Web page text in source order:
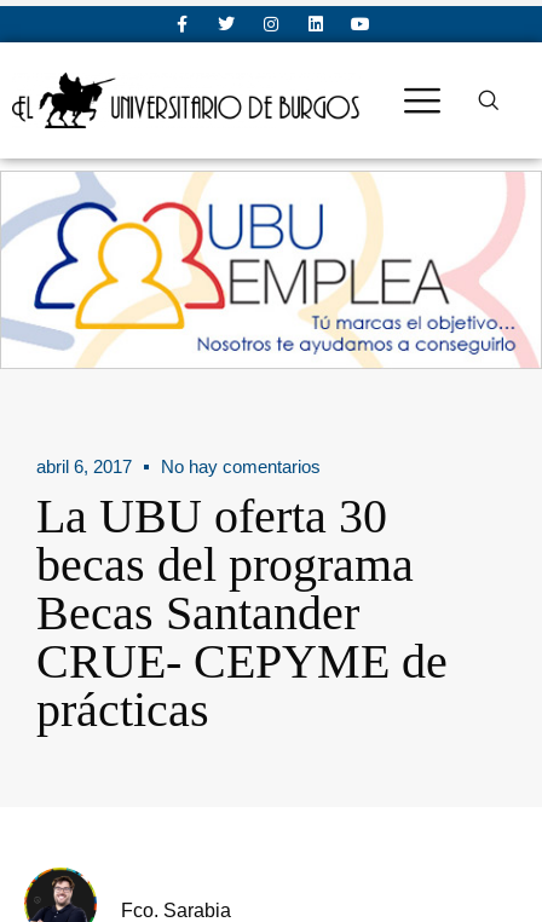
abril 6, 2017 No hay comentarios
La UBU oferta 30
becas del programa
Becas Santander
CRUE- CEPYME de
prácticas
Fco. Sarabia